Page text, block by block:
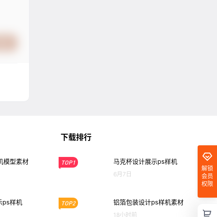
解锁
会员
权限
模型素材
ps样机
下载排行
TOP1 马克杯设计展示ps样机
6月7日
TOP2 铝箔包装设计ps样机素材
18小时前